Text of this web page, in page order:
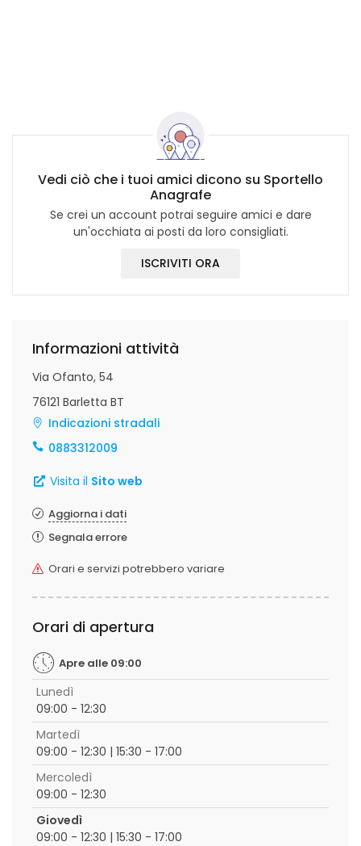
Vedi ciò che i tuoi amici dicono su Sportello
Anagrafe
Se crei un account potrai seguire amici e dare
un'occhiata ai posti da loro consigliati.
ISCRIVITI ORA
Informazioni attività
Via Ofanto, 54
76121 Barletta BT
Indicazioni stradali
0883312009
Visita il Sito web
Aggiorna i dati
Segnala errore
Orari e servizi potrebbero variare
Orari di apertura
Apre alle 09:00
Lunedì
09:00 - 12:30
Martedì
09:00 - 12:30 | 15:30 - 17:00
Mercoledì
09:00 - 12:30
Giovedì
09:00 - 12:30 | 15:30 - 17:00